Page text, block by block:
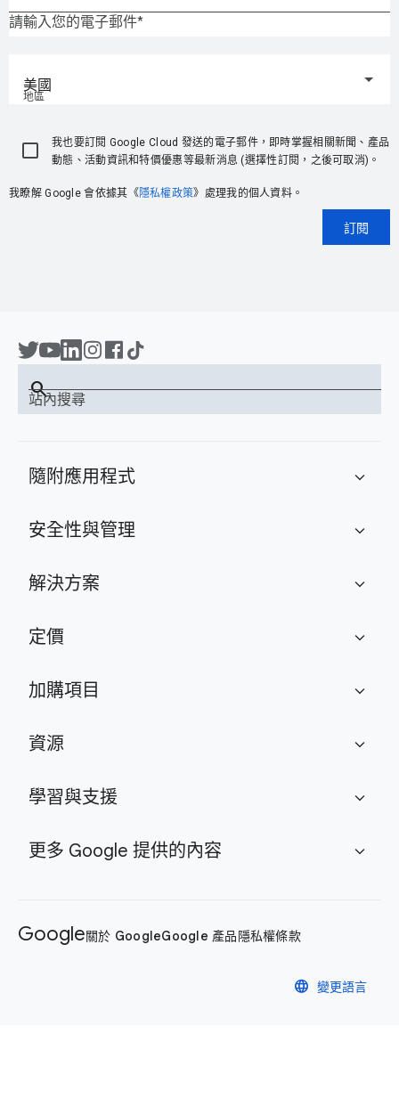
請輸入您的電子郵件
地區
美國
我也要訂閱 Google Cloud 發送的電子郵件，即時掌握相關新聞、產品
動態、活動資訊和特價優惠等最新消息 (選擇性訂閱，之後可取消)。
我瞭解 Google 會依據其《隱私權政策》處理我的個人資料。
訂閱
站內搜尋
search
隨附應用程式 expand_more
安全性與管理 expand_more
解決方案 expand_more
定價 expand_more
加購項目 expand_more
資源 expand_more
學習與支援 expand_more
更多 Google 提供的內容 expand_more
Google關於 GoogleGoogle 產品隱私權條款
language 變更語言